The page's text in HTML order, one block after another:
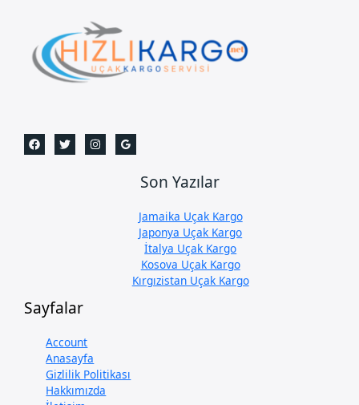
Son Yazılar
Jamaika Uçak Kargo
Japonya Uçak Kargo
İtalya Uçak Kargo
Kosova Uçak Kargo
Kırgızistan Uçak Kargo
Sayfalar
Account
Anasayfa
Gizlilik Politikası
Hakkımızda